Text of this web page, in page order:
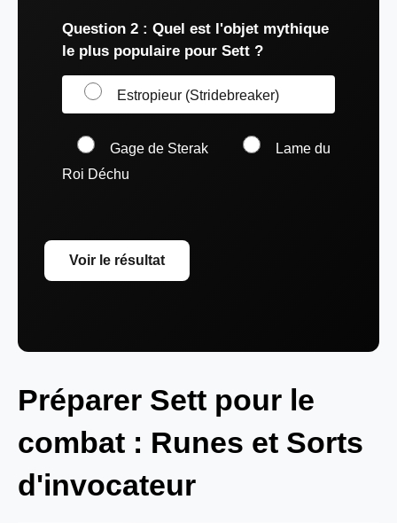
Question 2 : Quel est l'objet mythique
le plus populaire pour Sett ?
Estropieur (Stridebreaker)
Gage de Sterak
Lame du
Roi Déchu
Voir le résultat
Préparer Sett pour le
combat : Runes et Sorts
d'invocateur